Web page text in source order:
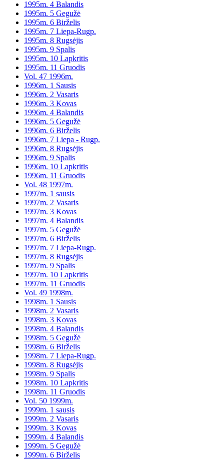
1995m. 4 Balandis
1995m. 5 Gegužė
1995m. 6 Birželis
1995m. 7 Liepa-Rugp.
1995m. 8 Rugsėjis
1995m. 9 Spalis
1995m. 10 Lapkritis
1995m. 11 Gruodis
Vol. 47 1996m.
1996m. 1 Sausis
1996m. 2 Vasaris
1996m. 3 Kovas
1996m. 4 Balandis
1996m. 5 Gegužė
1996m. 6 Birželis
1996m. 7 Liepa - Rugp.
1996m. 8 Rugsėjis
1996m. 9 Spalis
1996m. 10 Lapkritis
1996m. 11 Gruodis
Vol. 48 1997m.
1997m. 1 sausis
1997m. 2 Vasaris
1997m. 3 Kovas
1997m. 4 Balandis
1997m. 5 Gegužė
1997m. 6 Birželis
1997m. 7 Liepa-Rugp.
1997m. 8 Rugsėjis
1997m. 9 Spalis
1997m. 10 Lapkritis
1997m. 11 Gruodis
Vol. 49 1998m.
1998m. 1 Sausis
1998m. 2 Vasaris
1998m. 3 Kovas
1998m. 4 Balandis
1998m. 5 Gegužė
1998m. 6 Birželis
1998m. 7 Liepa-Rugp.
1998m. 8 Rugsėjis
1998m. 9 Spalis
1998m. 10 Lapkritis
1998m. 11 Gruodis
Vol. 50 1999m.
1999m. 1 sausis
1999m. 2 Vasaris
1999m. 3 Kovas
1999m. 4 Balandis
1999m. 5 Gegužė
1999m. 6 Birželis